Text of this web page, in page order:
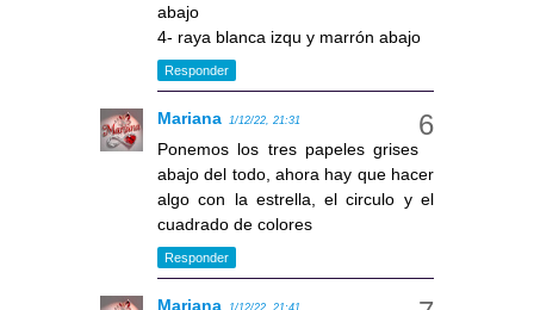
abajo
4- raya blanca izqu y marrón abajo
Responder
Mariana 1/12/22, 21:31
Ponemos los tres papeles grises
abajo del todo, ahora hay que hacer
algo con la estrella, el circulo y el
cuadrado de colores
Responder
Mariana 1/12/22, 21:41